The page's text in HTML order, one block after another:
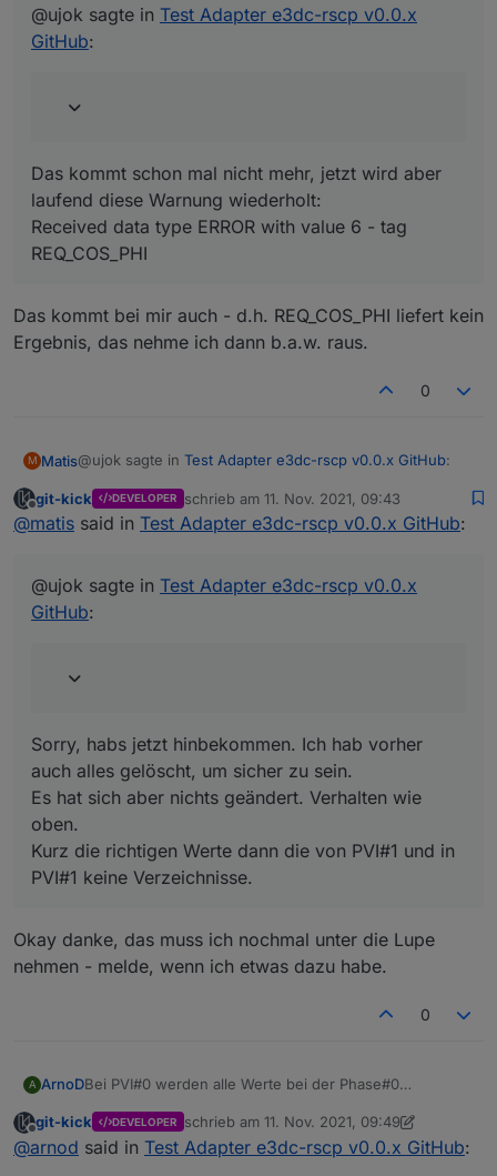
laufend diese Warnung wiederholt:
Received data type ERROR with value 6 - tag
REQ_COS_PHI
@ujok sagte in Test Adapter e3dc-rscp v0.0.x
GitHub:
Das kommt schon mal nicht mehr, jetzt wird aber
laufend diese Warnung wiederholt:
Received data type ERROR with value 6 - tag
REQ_COS_PHI
Das kommt bei mir auch - d.h. REQ_COS_PHI liefert kein
Ergebnis, das nehme ich dann b.a.w. raus.
0
M Matis@ujok sagte in Test Adapter e3dc-rscp v0.0.x GitHub:
https://github.com/git-kick/ioBroker.e3dc-
gelöscht, um sicher zu sein.
Es hat sich aber nichts geändert. Verhalten wie oben.
Kurz die richtigen Werte dann die von PVI#1 und in PVI#1
Offline
git-kick DEVELOPER schrieb am 11. Nov. 2021, 09:43
zuletzt editiert von
@matis said in Test Adapter e3dc-rscp v0.0.x GitHub:
@ujok sagte in Test Adapter e3dc-rscp v0.0.x
GitHub:
Sorry, habs jetzt hinbekommen. Ich hab vorher
auch alles gelöscht, um sicher zu sein.
Es hat sich aber nichts geändert. Verhalten wie
oben.
Kurz die richtigen Werte dann die von PVI#1 und in
PVI#1 keine Verzeichnisse.
Okay danke, das muss ich nochmal unter die Lupe
nehmen - melde, wenn ich etwas dazu habe.
0
A ArnoDBei PVI#0 werden alle Werte bei der Phase#0
Offline
git-kick DEVELOPER schrieb am 11. Nov. 2021, 09:49
zuletzt editiert von git-kick11. Nov. 2021,
@arnod said in Test Adapter e3dc-rscp v0.0.x GitHub: